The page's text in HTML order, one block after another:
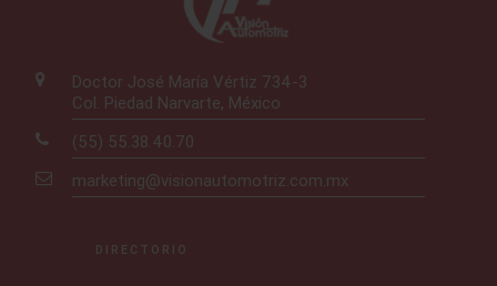
Doctor José María Vértiz 734-3
Col. Piedad Narvarte, México
(55) 55.38.40.70
marketing@visionautomotriz.com.mx
DIRECTORIO